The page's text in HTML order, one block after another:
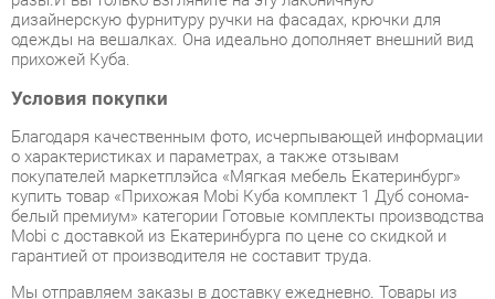
Условия покупки
Благодаря качественным фото, исчерпывающей информации
покупателей маркетплэйса «Мягкая мебель Екатеринбург»
белый премиум» категории Готовые комплекты производства
Mobi с доставкой из Екатеринбурга по цене со скидкой и
гарантией от производителя не составит труда.
Мы отправляем заказы в доставку ежедневно. Товары из
ассортимента в наличии на складе в Екатеринбурге вы
получите не позднее48-ми часовс момента оформления
заказа. Дополнительно вы можете заказать подъём на этаж
и сборку мебельных изделий.